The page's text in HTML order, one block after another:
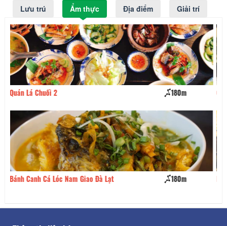
Lưu trú Ẩm thực Địa điểm Giải trí
180m
180m Nhà Hàng Sunrise